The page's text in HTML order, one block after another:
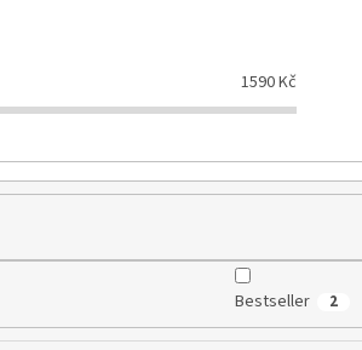
1590Kč
Bestseller 2